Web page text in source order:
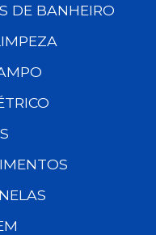
DE BANHEIRO